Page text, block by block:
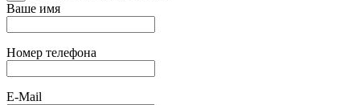
Ваше имя
Номер телефона
E-Mail